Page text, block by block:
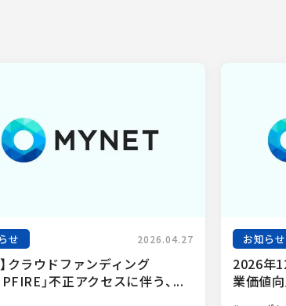
せ 2026.04.27
】クラウドファンディング
」不正アクセスに伴う、...
お知らせ
2026年
業価値